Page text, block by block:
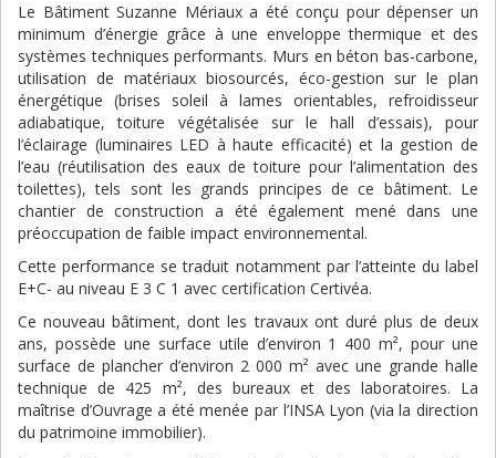
Le Bâtiment Suzanne Mériaux a été conçu pour dépenser un
minimum d’énergie grâce à une enveloppe thermique et des
systèmes techniques performants. Murs en béton bas-carbone,
utilisation de matériaux biosourcés, éco-gestion sur le plan
énergétique (brises soleil à lames orientables, refroidisseur
adiabatique, toiture végétalisée sur le hall d’essais), pour
l’éclairage (luminaires LED à haute efficacité) et la gestion de
l’eau (réutilisation des eaux de toiture pour l’alimentation des
toilettes), tels sont les grands principes de ce bâtiment. Le
chantier de construction a été également mené dans une
préoccupation de faible impact environnemental.
Cette performance se traduit notamment par l’atteinte du label
E+C- au niveau E 3 C 1 avec certification Certivéa.
Ce nouveau bâtiment, dont les travaux ont duré plus de deux
ans, possède une surface utile d’environ 1 400 m², pour une
surface de plancher d’environ 2 000 m² avec une grande halle
technique de 425 m², des bureaux et des laboratoires. La
maîtrise d’Ouvrage a été menée par l’INSA Lyon (via la direction
du patrimoine immobilier).